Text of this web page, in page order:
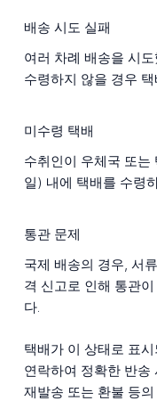
배송 시도 실패
여러 차례 배송을 시
수령하지 않을 경우
미수령 택배
수취인이 우체국 또는
일) 내에 택배를 수령
통관 문제
국제 배송의 경우, 서
격 신고로 인해 통관
다.
택배가 이 상태로 표
연락하여 정확한 반송
재발송 또는 환불 등